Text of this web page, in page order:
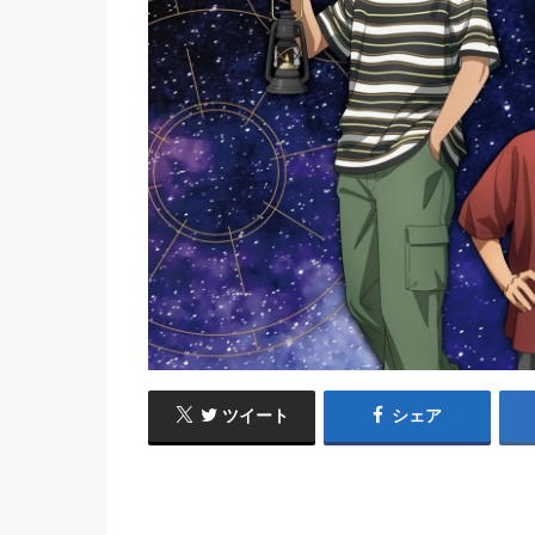
ツイート シェア